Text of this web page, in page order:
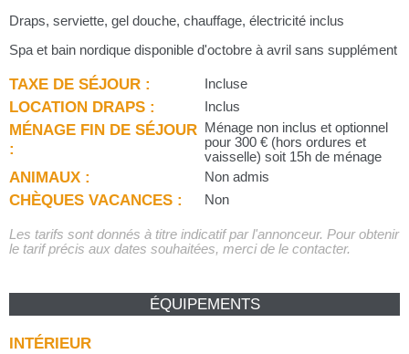
Draps, serviette, gel douche, chauffage, électricité inclus
Spa et bain nordique disponible d'octobre à avril sans supplément
TAXE DE SÉJOUR : Incluse
LOCATION DRAPS : Inclus
MÉNAGE FIN DE SÉJOUR
:
Ménage non inclus et optionnel
pour 300 € (hors ordures et
vaisselle) soit 15h de ménage
ANIMAUX : Non admis
CHÈQUES VACANCES : Non
Les tarifs sont donnés à titre indicatif par l'annonceur. Pour obtenir
le tarif précis aux dates souhaitées, merci de le contacter.
ÉQUIPEMENTS
INTÉRIEUR